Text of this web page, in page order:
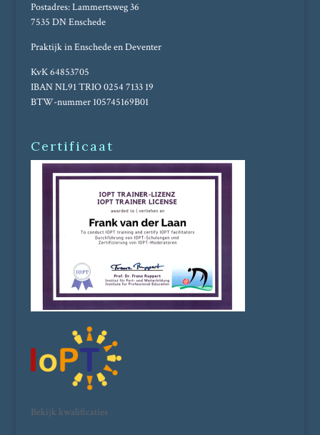
Postadres: Lammertsweg 36
7535 DN Enschede
Praktijk in Enschede en Deventer
KvK 64853705
IBAN NL91 TRIO 0254 7133 19
BTW-nummer 105745169B01
Certificaat
Bekijk kwalificaties